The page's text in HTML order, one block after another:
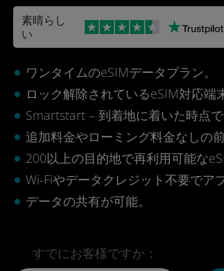
素晴らし
い
ワンタイムのeSIMデータプラン。
ロック解除されているeSIM対応端
Smartstart – 到着地に着いた時点
追加料金やローミング料金なしの前
200以上の目的地で再利用可能な
Wi-Fiやデータクレジット不要でア
データの共有が可能。
すでにお客様ですか：